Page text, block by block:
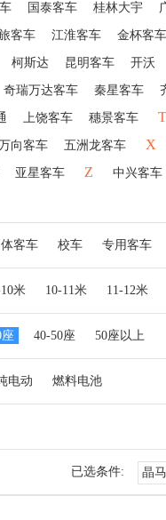
国泰客车 桂林大宇
客车 江淮客车 金杯客车
柯斯达 昆明客车 开沃
奇瑞万达客车 秦星客车
上饶客车 穗景客车 T
向客车 五洲龙客车 X
亚星客车 Z 中兴客车
体客车 校车 专用客车
米 10-11米 11-12米
40-50座 50座以上
电动 燃料电池
晶
已选条件: